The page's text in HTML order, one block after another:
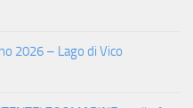
2026 – Lago di Vico